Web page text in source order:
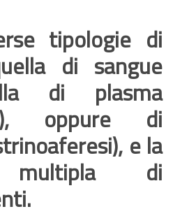
tipologie di
di sangue
di plasma
oppure di
e la
multipla di